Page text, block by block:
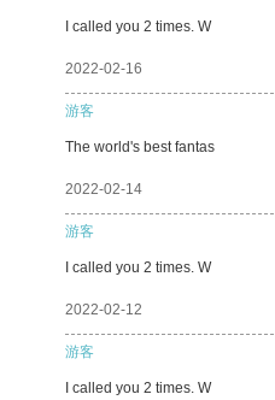
I called you 2 times. W
2022-02-16
游客
The world's best fantas
2022-02-14
游客
I called you 2 times. W
2022-02-12
游客
I called you 2 times. W